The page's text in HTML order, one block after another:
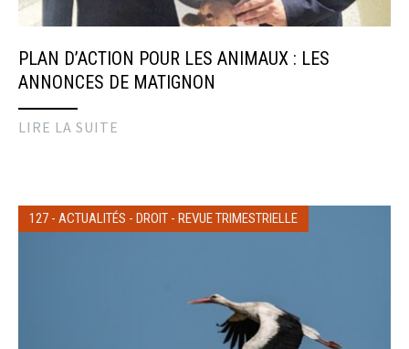
PLAN D’ACTION POUR LES ANIMAUX : LES
ANNONCES DE MATIGNON
LIRE LA SUITE
127 - ACTUALITÉS - DROIT - REVUE TRIMESTRIELLE